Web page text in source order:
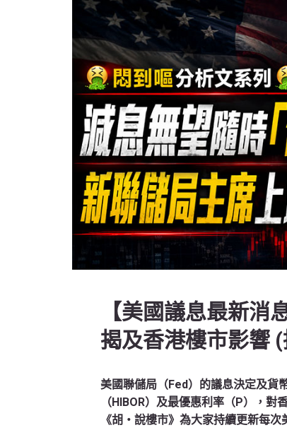
【美國議息最新消
揭及香港樓市影響
美國聯儲局（Fed）的議息決定及貨
（HIBOR）及最優惠利率（P），
《胡‧說樓市》為大家持續更新每